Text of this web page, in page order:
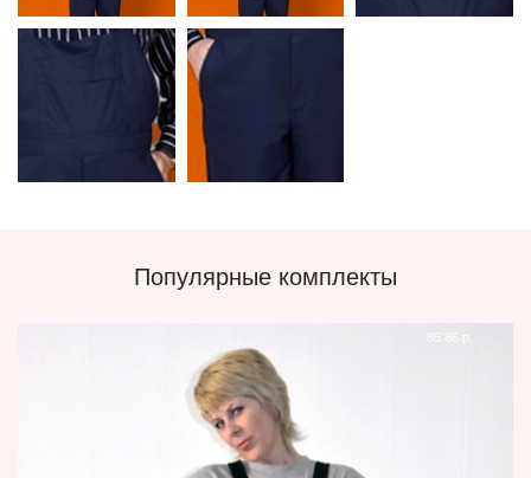
Популярные комплекты
85.86 р.